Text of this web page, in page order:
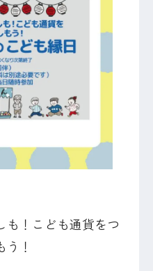
も！こども通貨をつ
！